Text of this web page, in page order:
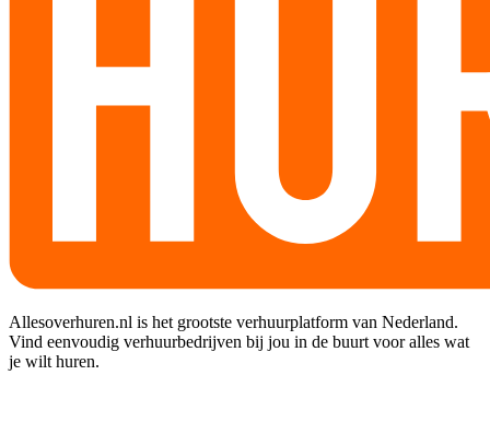
Allesoverhuren.nl is het grootste verhuurplatform van Nederland.
Vind eenvoudig verhuurbedrijven bij jou in de buurt voor alles wat
je wilt huren.